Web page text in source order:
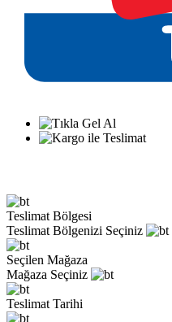
Teslimat Bölgesi
Teslimat Bölgenizi Seçiniz
Seçilen Mağaza
Mağaza Seçiniz
Teslimat Tarihi